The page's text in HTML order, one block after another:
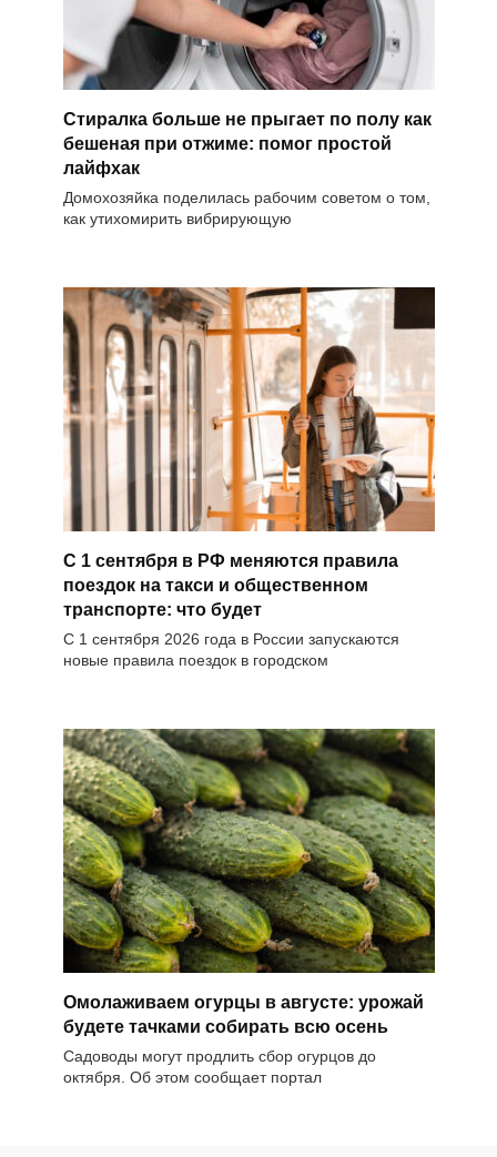
Стиралка больше не прыгает по полу как
бешеная при отжиме: помог простой
лайфхак
Домохозяйка поделилась рабочим советом о том,
как утихомирить вибрирующую
С 1 сентября в РФ меняются правила
поездок на такси и общественном
транспорте: что будет
С 1 сентября 2026 года в России запускаются
новые правила поездок в городском
Омолаживаем огурцы в августе: урожай
будете тачками собирать всю осень
Садоводы могут продлить сбор огурцов до
октября. Об этом сообщает портал